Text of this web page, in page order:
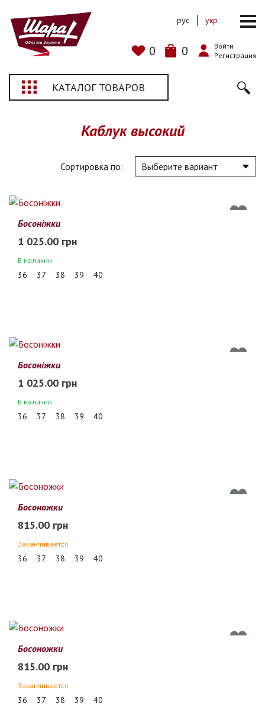
0 0
Войти
Регистрация
рус укр
КАТАЛОГ ТОВАРОВ
Каблук высокий
Сортировка по:
Босоніжки
1 025.00 грн
В наличии
36 37 38 39 40
Босоніжки
1 025.00 грн
В наличии
36 37 38 39 40
Босоножки
815.00 грн
Заканчивается
36 37 38 39 40
Босоножки
815.00 грн
Заканчивается
36 37 38 39 40